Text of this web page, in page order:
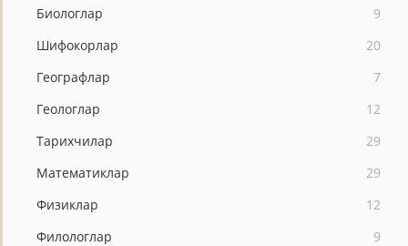
Биологлар
9
Шифокорлар
20
Географлар
7
Геологлар
12
Тарихчилар
29
Математиклар
29
Физиклар
12
Филологлар
9